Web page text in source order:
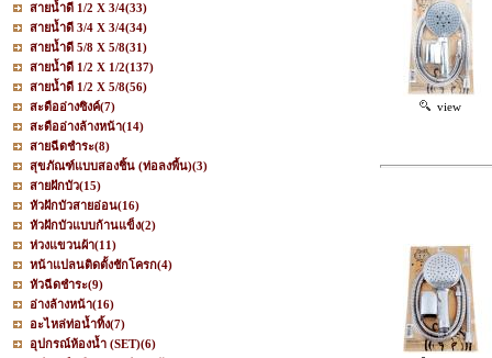
สายน้ำดี 1/2 X 3/4(33)
สายน้ำดี 3/4 X 3/4(34)
สายน้ำดี 5/8 X 5/8(31)
สายน้ำดี 1/2 X 1/2(137)
สายน้ำดี 1/2 X 5/8(56)
สะดืออ่างซิงค์(7)
สะดืออ่างล้างหน้า(14)
สายฉีดชำระ(8)
สุขภัณฑ์แบบสองชิ้น (ท่อลงพื้น)(3)
สายฝักบัว(15)
หัวฝักบัวสายอ่อน(16)
หัวฝักบัวแบบก้านแข็ง(2)
ห่วงแขวนผ้า(11)
หน้าแปลนติดตั้งชักโครก(4)
หัวฉีดชำระ(9)
อ่างล้างหน้า(16)
อะไหล่ท่อน้ำทิ้ง(7)
อุปกรณ์ห้องน้ำ (SET)(6)
view